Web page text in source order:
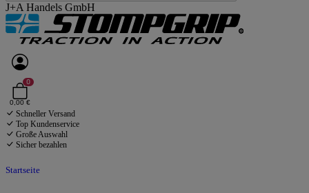
J+A Handels GmbH
0
0,00 €
Schneller Versand
Top Kundenservice
Große Auswahl
Sicher bezahlen
Startseite